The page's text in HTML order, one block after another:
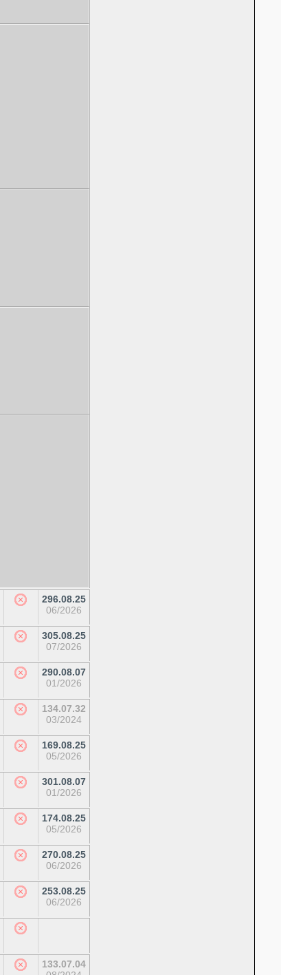
296.08.25
06/2026
305.08.25
07/2026
290.08.07
01/2026
134.07.32
03/2024
169.08.25
05/2026
301.08.07
01/2026
174.08.25
05/2026
270.08.25
06/2026
253.08.25
06/2026
133.07.04